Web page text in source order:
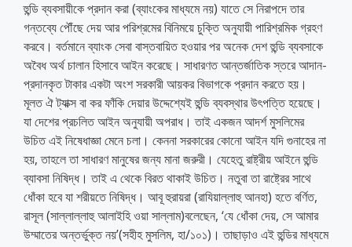
হুন্ডি ব্যবসায়ীকে প্রদান করা (ব্যাংকের মাধ্যমে নয়) যাতে সে নিরাপদে তার
গন্তব্যে পৌঁছে দেয় আর পরিশ্রমের বিনিময়ে চুক্তি অনুযায়ী পারিশ্রমিক গ্রহণ
করবে। বর্তমানে ব্যাংক সেবা বাস্তবায়িত হওয়ার পর অনেক দেশ হুন্ডি ব্যবসাকে
অবৈধ অর্থ চালান হিসাবে আইন করেছে। সাধার‌ণত আন্তর্জাতিক স্তরে আদান-
প্রদানকৃত টাকার একটা অংশ সরকারী আয়কর বিভাগকে প্রদান করতে হয়।
মূলত ঐ ট্যাক্স বা কর ফাঁকি দেয়ার উদ্দেশ্যেই হুন্ডি ব্যবস্থার উৎপত্তি হয়েছে।
যা দেশের প্রচলিত আইন অনুযায়ী অপরাধ। তাই একজন আদর্শ মুসলিমের
উচিত এই নিষেধাজ্ঞা মেনে চলা। কেননা সরকারের কোনো আইন যদি গুনাহের না
হয়, তাহলে তা সাধারণ মানুষের জন্য মানা জরুরী। যেহেতু রাষ্ট্রীয় আইনে হুন্ডি
ব্যাবসা নিষিদ্ধ। তাই এ থেকে বিরত থাকাই উচিত। নতুবা তা রাষ্ট্রের সাথে
ধোঁকা হবে যা শরীয়তে নিষিদ্ধ। আবূ হুরায়রা (রাযিয়াল্লাহু আনহা) হতে বর্ণিত,
রাসূল (সাল্লাল্লাহু আলাইহি ওয়া সাল্লাম)বলেছেন, ‘যে ধোঁকা দেয়, সে আমার
উম্মাতের অন্তর্ভুক্ত নয়’(সহীহ মুসলিম, হা/১০১)। তাছাড়াও এই হুন্ডির মাধ্যমে